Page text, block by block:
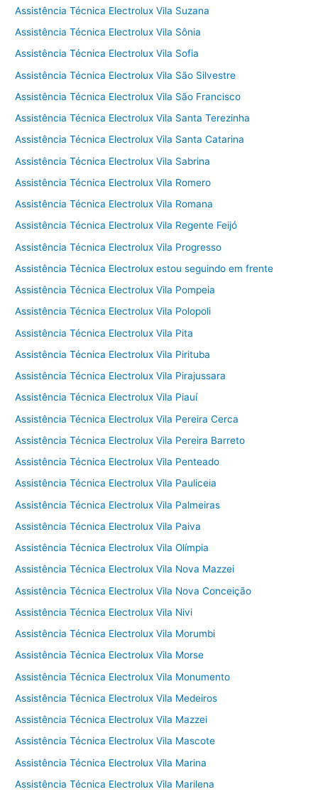
Assistência Técnica Electrolux Vila Suzana
Assistência Técnica Electrolux Vila Sônia
Assistência Técnica Electrolux Vila Sofia
Assistência Técnica Electrolux Vila São Silvestre
Assistência Técnica Electrolux Vila São Francisco
Assistência Técnica Electrolux Vila Santa Terezinha
Assistência Técnica Electrolux Vila Santa Catarina
Assistência Técnica Electrolux Vila Sabrina
Assistência Técnica Electrolux Vila Romero
Assistência Técnica Electrolux Vila Romana
Assistência Técnica Electrolux Vila Regente Feijó
Assistência Técnica Electrolux Vila Progresso
Assistência Técnica Electrolux estou seguindo em frente
Assistência Técnica Electrolux Vila Pompeia
Assistência Técnica Electrolux Vila Polopoli
Assistência Técnica Electrolux Vila Pita
Assistência Técnica Electrolux Vila Pirituba
Assistência Técnica Electrolux Vila Pirajussara
Assistência Técnica Electrolux Vila Piauí
Assistência Técnica Electrolux Vila Pereira Cerca
Assistência Técnica Electrolux Vila Pereira Barreto
Assistência Técnica Electrolux Vila Penteado
Assistência Técnica Electrolux Vila Pauliceia
Assistência Técnica Electrolux Vila Palmeiras
Assistência Técnica Electrolux Vila Paiva
Assistência Técnica Electrolux Vila Olímpia
Assistência Técnica Electrolux Vila Nova Mazzei
Assistência Técnica Electrolux Vila Nova Conceição
Assistência Técnica Electrolux Vila Nivi
Assistência Técnica Electrolux Vila Morumbi
Assistência Técnica Electrolux Vila Morse
Assistência Técnica Electrolux Vila Monumento
Assistência Técnica Electrolux Vila Medeiros
Assistência Técnica Electrolux Vila Mazzei
Assistência Técnica Electrolux Vila Mascote
Assistência Técnica Electrolux Vila Marina
Assistência Técnica Electrolux Vila Marilena